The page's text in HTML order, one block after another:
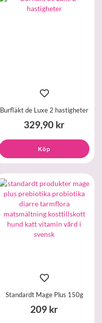
Burfläkt de Luxe 2 hastigheter
329,90 kr
Köp
Standardt Mage Plus 150g
209 kr